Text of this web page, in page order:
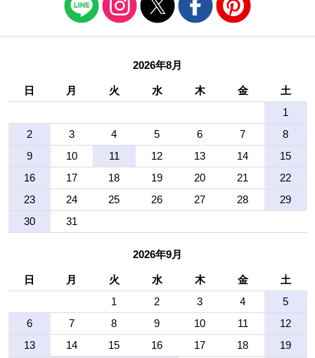
2026年8月
日 月 火 水 木 金
土
1
2
3 4 5 6 7
8
9
10 11 12 13 14
15
16
17 18 19 20 21
22
23
24 25 26 27 28
29
30
31
2026年9月
日 月 火 水 木 金
土
1
2 3 4
5
6
7 8 9 10 11
12
13
14 15 16 17 18
19